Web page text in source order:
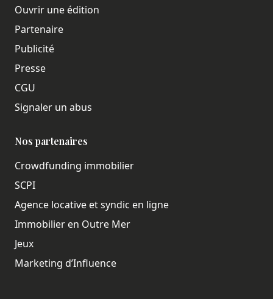
Ouvrir une édition
Partenaire
Publicité
Presse
CGU
Signaler un abus
Nos partenaires
Crowdfunding immobilier
SCPI
Agence locative et syndic en ligne
Immobilier en Outre Mer
Jeux
Marketing d’Influence